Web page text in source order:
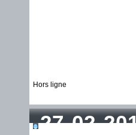
Hors ligne
27-02-